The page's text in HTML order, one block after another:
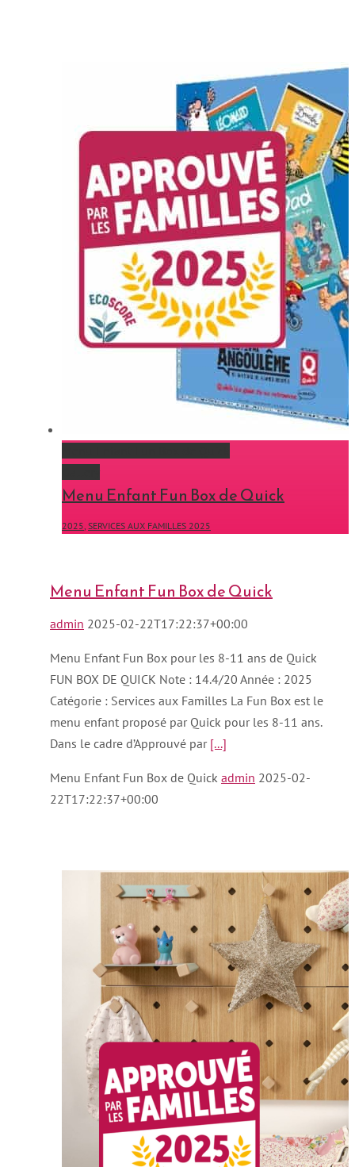
Menu Enfant Fun Box de Quick
2025 SERVICES AUX FAMILLES 2025
Menu Enfant Fun Box de Quick
admin 2025-02-22T17:22:37+00:00
Menu Enfant Fun Box pour les 8-11 ans de Quick
FUN BOX DE QUICK Note : 14.4/20 Année : 2025
Catégorie : Services aux Familles La Fun Box est le
menu enfant proposé par Quick pour les 8-11 ans.
Dans le cadre d’Approuvé par [...]
Menu Enfant Fun Box de Quick admin 2025-02-
22T17:22:37+00:00